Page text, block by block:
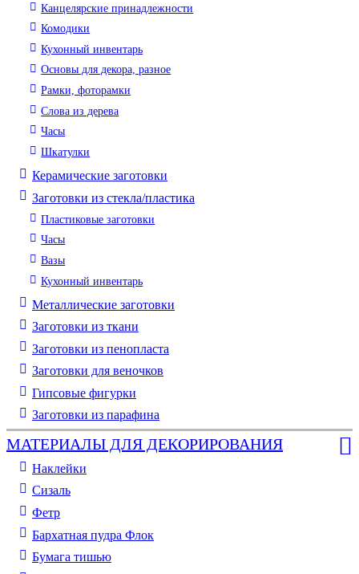
Канцелярские принадлежности
Комодики
Кухонный инвентарь
Основы для декора, разное
Рамки, фоторамки
Слова из дерева
Часы
Шкатулки
Керамические заготовки
Заготовки из стекла/пластика
Пластиковые заготовки
Часы
Вазы
Кухонный инвентарь
Металлические заготовки
Заготовки из ткани
Заготовки из пенопласта
Заготовки для веночков
Гипсовые фигурки
Заготовки из парафина
МАТЕРИАЛЫ ДЛЯ ДЕКОРИРОВАНИЯ
Наклейки
Сизаль
Фетр
Бархатная пудра Флок
Бумага тишью